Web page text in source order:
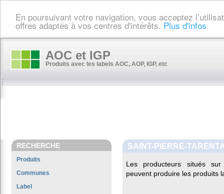
En poursuivant votre navigation, vous acceptez
offres adaptés à vos centres d'intérêts. Plus d'infos
AOC et IGP
Produits avec les labels AOC, AOP, IGP, etc
RECHERCHE
Produits
Communes
Label
SAINT-PIERRE-
Les producteurs situés
peuvent produire les produits